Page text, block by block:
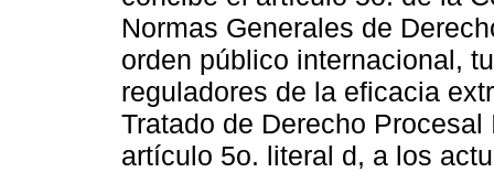
Normas Generales de
orden público internacional,
reguladores de la eficacia
Tratado de Derecho
artículo 5o. literal d, a los